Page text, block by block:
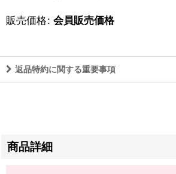
販売価格: 会員販売価格
返品特約に関する重要事項
商品詳細